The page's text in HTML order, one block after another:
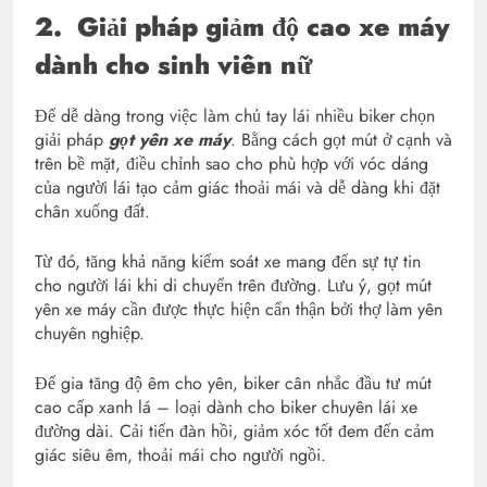
2. Giải pháp giảm độ cao xe máy
dành cho sinh viên nữ
Để dễ dàng trong việc làm chủ tay lái nhiều biker chọn
giải pháp gọt yên xe máy. Bằng cách gọt mút ở cạnh và
trên bề mặt, điều chỉnh sao cho phù hợp với vóc dáng
của người lái tạo cảm giác thoải mái và dễ dàng khi đặt
chân xuống đất.
Từ đó, tăng khả năng kiểm soát xe mang đến sự tự tin
cho người lái khi di chuyển trên đường. Lưu ý, gọt mút
yên xe máy cần được thực hiện cẩn thận bởi thợ làm yên
chuyên nghiệp.
Để gia tăng độ êm cho yên, biker cân nhắc đầu tư mút
cao cấp xanh lá – loại dành cho biker chuyên lái xe
đường dài. Cải tiến đàn hồi, giảm xóc tốt đem đến cảm
giác siêu êm, thoải mái cho người ngồi.